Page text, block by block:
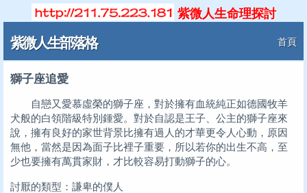
紫微人生命理探討
紫微人生部落格 首頁
獅子座追愛
自戀又愛慕虛榮的獅子座，對於擁有血統純正如德國牧羊
犬般的白領階級特別鍾愛。對於自認是王子、公主的獅子座來
說，擁有良好的家世背景比擁有過人的才華更令人心動，原因
無他，當然是因為面子比裡子重要，所以若你的出生不高，至
少也要擁有萬貫家財，才比較容易打動獅子的心。
討厭的類型：謙卑的僕人